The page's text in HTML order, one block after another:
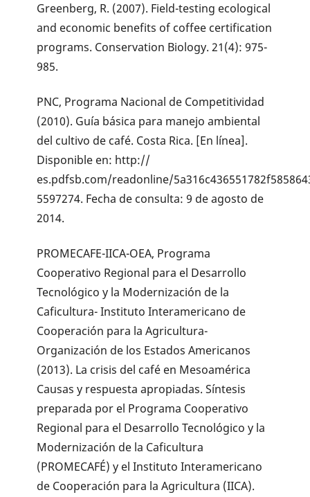
Greenberg, R. (2007). Field-testing ecological
and economic benefits of coffee certification
programs. Conservation Biology. 21(4): 975-
985.
PNC, Programa Nacional de Competitividad
(2010). Guía básica para manejo ambiental
del cultivo de café. Costa Rica. [En línea].
Disponible en: http://
es.pdfsb.com/readonline/
5597274. Fecha de consulta: 9 de agosto de
2014.
PROMECAFE-IICA-OEA, Programa
Cooperativo Regional para el Desarrollo
Tecnológico y la Modernización de la
Caficultura- Instituto Interamericano de
Cooperación para la Agricultura-
Organización de los Estados Americanos
(2013). La crisis del café en Mesoamérica
Causas y respuesta apropiadas. Síntesis
preparada por el Programa Cooperativo
Regional para el Desarrollo Tecnológico y la
Modernización de la Caficultura
(PROMECAFÉ) y el Instituto Interamericano
de Cooperación para la Agricultura (IICA).